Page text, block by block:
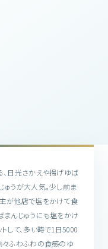
、日光さかえや揚げゆば
ゅうが大人気。少し前ま
が他店で塩をかけて食
まんじゅうにも塩をかけ
して、多い時で1日5000
々ふわふわの食感のゆ